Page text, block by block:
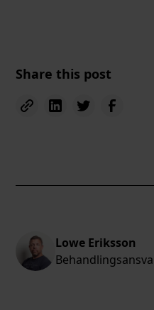
Share this post
Lowe Eriksson